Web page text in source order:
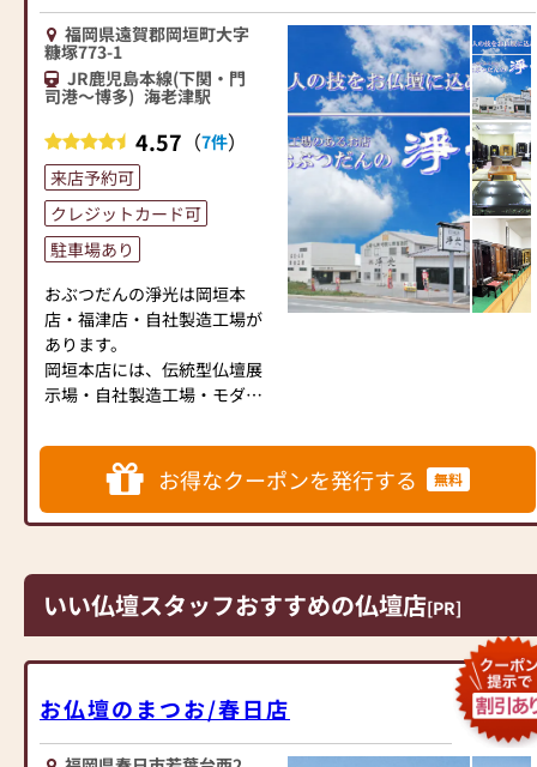
福岡県遠賀郡岡垣町大字
糠塚773-1
JR鹿児島本線(下関・門
司港～博多) 海老津駅
4.57 （7件）
来店予約可
クレジットカード可
駐車場あり
おぶつだんの淨光は岡垣本
店・福津店・自社製造工場が
あります。
岡垣本店には、伝統型仏壇展
示場・自社製造工場・モダン
「おぶつだんの淨光」の大き
な看板が目印です。
伝統型仏壇展示場では、1Fに
小型・上置・小型床置仏壇や
珠、小物等を展示。2Fには中
型から大型の床置仏壇を展示
してます。
は広々とした空間に、デザイ
ン性と機能性を兼ね備えたコ
ンパクトでスタイリッシュな
モダン仏壇をたくさん展示し
お得なクーポンを発行する 無料
いい仏壇スタッフおすすめの仏壇店[PR]
お仏壇のまつお/春日店